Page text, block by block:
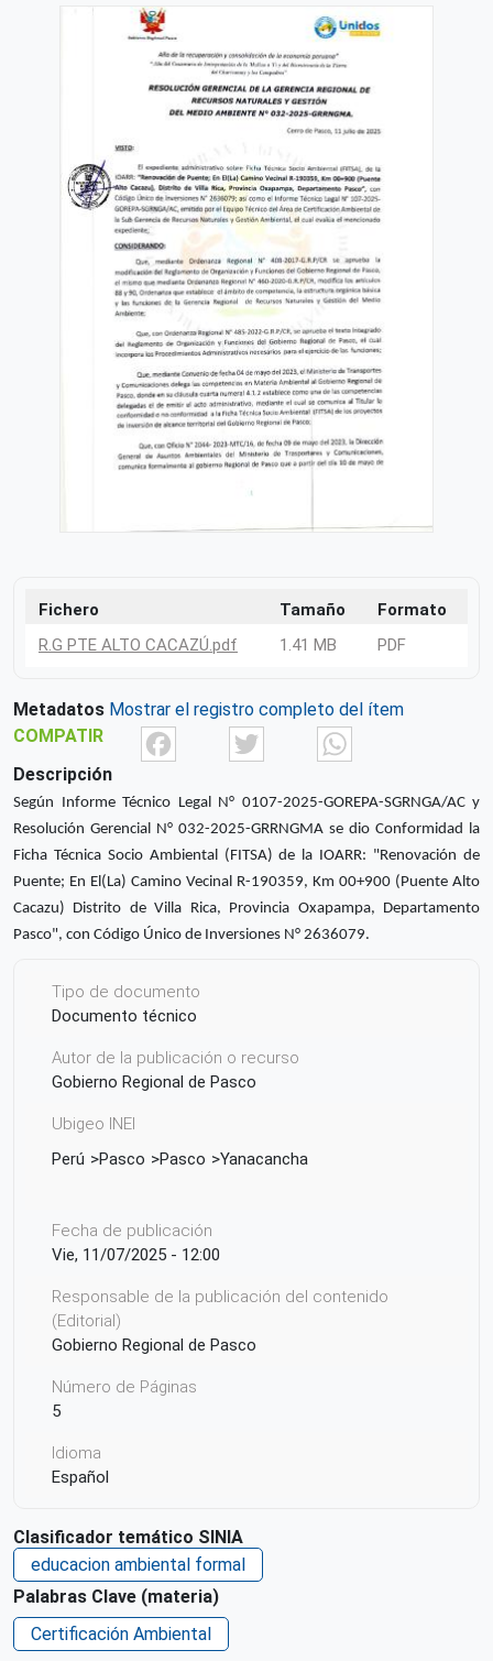
Fichero Tamaño
Formato
R.G PTE ALTO CACAZÚ.pdf
1.41 MB PDF
Metadatos Mostrar el registro completo del ítem
COMPATIR
FacebookTwitter
Descripción
Según Informe Técnico Legal N° 0107-2025-GOREPA-SGRNGA/AC y
Resolución Gerencial N° 032-2025-GRRNGMA se dio Conformidad la
Ficha Técnica Socio Ambiental (FITSA) de la IOARR: "Renovación de
Puente; En El(La) Camino Vecinal R-190359, Km 00+900 (Puente Alto
Cacazu) Distrito de Villa Rica, Provincia Oxapampa, Departamento
Pasco", con Código Único de Inversiones N° 2636079.
Tipo de documento
Documento técnico
Autor de la publicación o recurso
Gobierno Regional de Pasco
Ubigeo INEI
Perú
Pasco Pasco Yanacancha
Fecha de publicación
Vie, 11/07/2025 - 12:00
Responsable de la publicación del contenido
(Editorial)
Gobierno Regional de Pasco
Número de Páginas
5
Idioma
Español
San Juan Pampa
País de origen de la Publicación o Recurso
Perú
Patrocinio
Clasificador temático SINIA
educacion ambiental formal
Palabras Clave (materia)
Certificación Ambiental